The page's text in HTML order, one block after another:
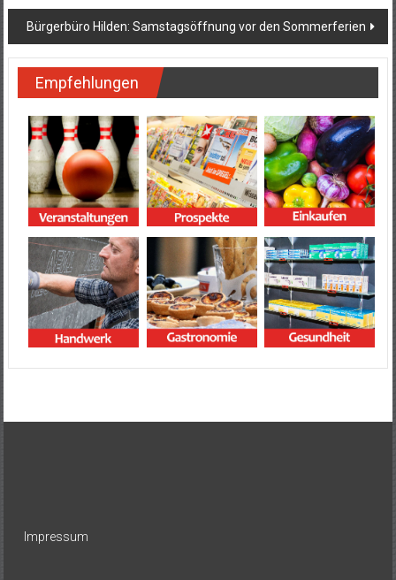
Bürgerbüro Hilden: Samstagsöffnung vor den Sommerferien
Empfehlungen
Impressum